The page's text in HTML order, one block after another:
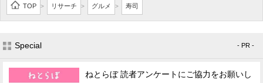
TOP > リサーチ > グルメ > 寿司
Special - PR -
ねとらぼ 読者アンケートにご協力をお願いし